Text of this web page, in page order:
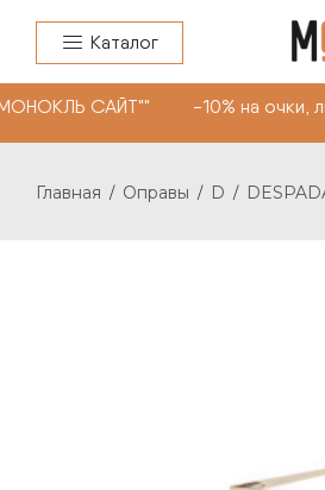
Каталог
САЙТ"" -10% на
Главная / Оправы / D /